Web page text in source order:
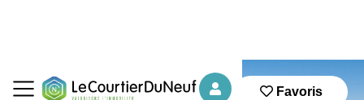
Favoris